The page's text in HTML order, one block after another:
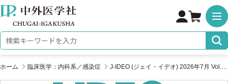
株式会社 中外医学社
検索キーワード
ホーム 臨床医学：内科系／感染症